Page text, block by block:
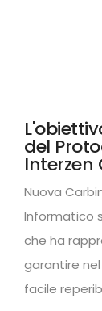
del
Interzen
Nuova
Informatico
che ha
garantire
facile